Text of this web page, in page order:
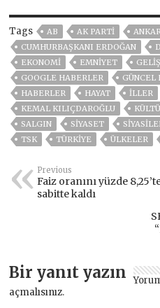
Tags AB AK PARTİ
CUMHURBAŞKANI ERDOĞAN
EKONOMİ
EMNİYET
GOOGLE HABERLER
GÜNCEL
HABERLER
HAYAT İLLER
KEMAL KILIÇDAROĞLU
SALGIN
SİYASET
TSK
TÜRKİYE ÜLKELER
Previous
Faiz oranını yüzde
sabitte kaldı
Bir yanıt yazın
açmalısınız.